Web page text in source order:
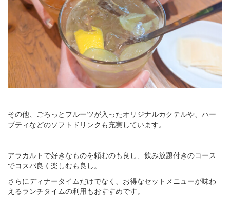
その他、ごろっとフルーツが入ったオリジナルカクテルや、ハー
ブティなどのソフトドリンクも充実しています。
アラカルトで好きなものを頼むのも良し、飲み放題付きのコース
でコスパ良く楽しむも良し。
さらにディナータイムだけでなく、お得なセットメニューが味わ
えるランチタイムの利用もおすすめです。